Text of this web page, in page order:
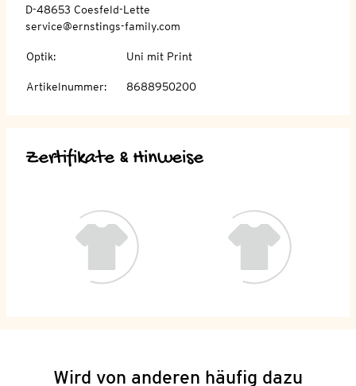
D-48653 Coesfeld-Lette
service@ernstings-family.com
Optik: Uni mit Print
Artikelnummer: 8688950200
Zertifikate & Hinweise
Wird von anderen häufig dazu